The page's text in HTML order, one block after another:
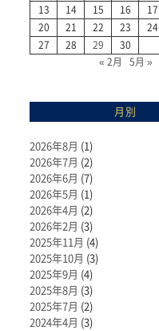
13
14 15 16 17
20
21 22 23 24
27
28 29
30
« 2月
5月 »
月別
2026年8月 (1)
2026年7月 (2)
2026年6月 (7)
2026年5月 (1)
2026年4月 (2)
2026年2月 (3)
2025年11月 (4)
2025年10月 (3)
2025年9月 (4)
2025年8月 (3)
2025年7月 (2)
2024年4月 (3)